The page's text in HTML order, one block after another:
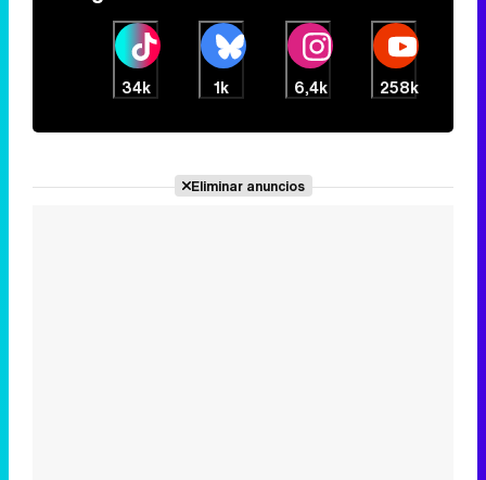
34k 1k 6,4k 258k
Eliminar anuncios